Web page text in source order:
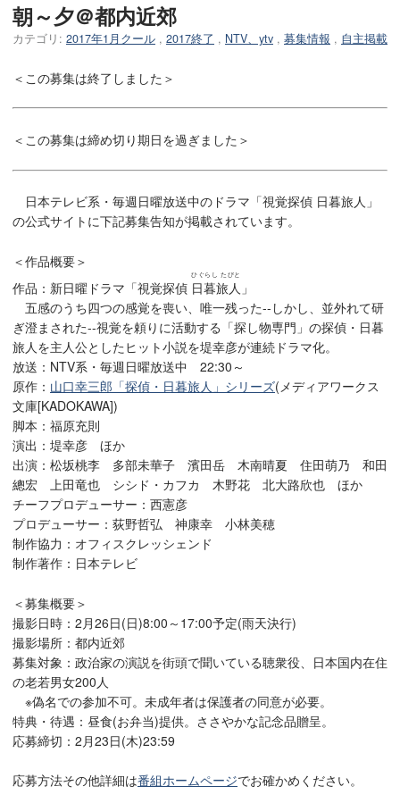
朝～夕＠都内近郊
カテゴリ: 2017年1月クール , 2017終了 , NTV、ytv , 募集情報 , 自主掲載
＜この募集は終了しました＞
＜この募集は締め切り期日を過ぎました＞
日本テレビ系・毎週日曜放送中のドラマ「視覚探偵 日暮旅人」
の公式サイトに下記募集告知が掲載されています。
＜作品概要＞
作品：新日曜ドラマ「視覚探偵 日暮旅人
ひぐらし たびと
」
五感のうち四つの感覚を喪い、唯一残った--しかし、並外れて研
ぎ澄まされた--視覚を頼りに活動する「探し物専門」の探偵・日暮
旅人を主人公としたヒット小説を堤幸彦が連続ドラマ化。
放送：NTV系・毎週日曜放送中 22:30～
原作： 山口幸三郎「探偵・日暮旅人」シリーズ(メディアワークス
文庫[KADOKAWA])
脚本：福原充則
演出：堤幸彦 ほか
出演：松坂桃李 多部未華子 濱田岳 木南晴夏 住田萌乃 和田
總宏 上田竜也 シシド・カフカ 木野花 北大路欣也 ほか
チーフプロデューサー：西憲彦
プロデューサー：荻野哲弘 神康幸 小林美穂
制作協力：オフィスクレッシェンド
制作著作：日本テレビ
＜募集概要＞
撮影日時：2月26日(日)8:00～17:00予定(雨天決行)
撮影場所：都内近郊
募集対象：政治家の演説を街頭で聞いている聴衆役、日本国内在住
の老若男女200人
※偽名での参加不可。未成年者は保護者の同意が必要。
特典・待遇：昼食(お弁当)提供。ささやかな記念品贈呈。
応募締切：2月23日(木)23:59
応募方法その他詳細は番組ホームページでお確かめください。